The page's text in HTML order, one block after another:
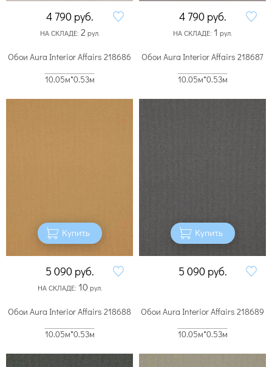
4 790 руб.
НА СКЛАДЕ: 2 рул.
4 790 руб.
НА СКЛАДЕ: 1 рул.
Обои Aura Interior Affairs 218686
10.05м*0.53м
Купить
5 090 руб.
НА СКЛАДЕ: 10рул.
Обои Aura Interior Affairs 218687
10.05м*0.53м
Купить
5 090 руб.
Обои Aura Interior Affairs 218688
10.05м*0.53м
Обои Aura Interior Affairs 218689
10.05м*0.53м